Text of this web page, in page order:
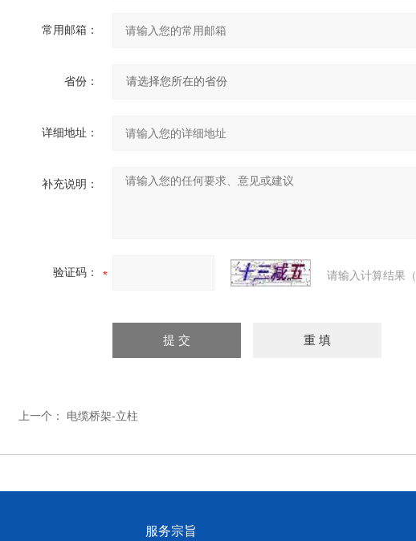
常用邮箱：
省份：
详细地址：
补充说明：
验证码： 请输入计算结果
上一个： 电缆桥架-立柱
服务宗旨